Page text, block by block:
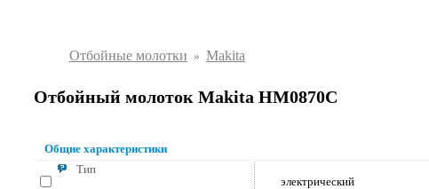
Отбойные молотки Makita
Отбойный молоток Makita HM0870C
Общие характеристики
Тип
электрический